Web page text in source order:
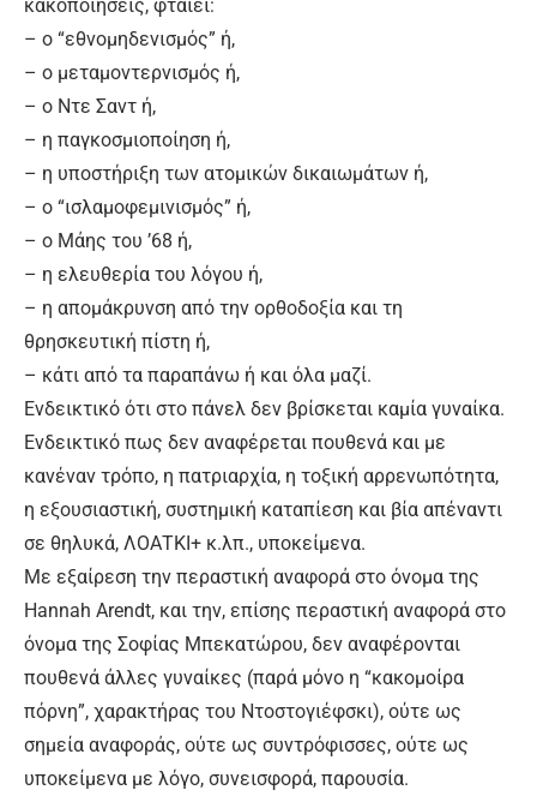
κακοποιήσεις, φταίει:
– ο “εθνομηδενισμός” ή,
– ο μεταμοντερνισμός ή,
– ο Ντε Σαντ ή,
– η παγκοσμιοποίηση ή,
– η υποστήριξη των ατομικών δικαιωμάτων ή,
– ο “ισλαμοφεμινισμός” ή,
– ο Μάης του ’68 ή,
– η ελευθερία του λόγου ή,
– η απομάκρυνση από την ορθοδοξία και τη
θρησκευτική πίστη ή,
– κάτι από τα παραπάνω ή και όλα μαζί.
Ενδεικτικό ότι στο πάνελ δεν βρίσκεται καμία γυναίκα.
Ενδεικτικό πως δεν αναφέρεται πουθενά και με
κανέναν τρόπο, η πατριαρχία, η τοξική αρρενωπότητα,
η εξουσιαστική, συστημική καταπίεση και βία απέναντι
σε θηλυκά, ΛΟΑΤΚΙ+ κ.λπ., υποκείμενα.
Με εξαίρεση την περαστική αναφορά στο όνομα της
Hannah Arendt, και την, επίσης περαστική αναφορά στο
όνομα της Σοφίας Μπεκατώρου, δεν αναφέρονται
πουθενά άλλες γυναίκες (παρά μόνο η “κακομοίρα
πόρνη”, χαρακτήρας του Ντοστογιέφσκι), ούτε ως
σημεία αναφοράς, ούτε ως συντρόφισσες, ούτε ως
υποκείμενα με λόγο, συνεισφορά, παρουσία.